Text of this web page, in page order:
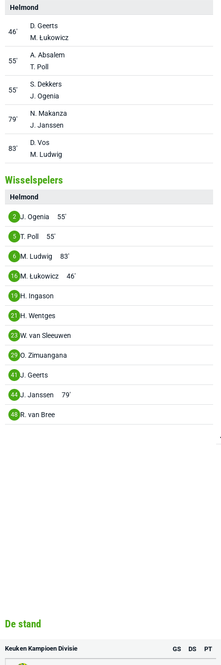
Helmond
46'
D. Geerts
M. Łukowicz
55'
A. Absalem
T. Poll
55'
S. Dekkers
J. Ogenia
79'
N. Makanza
J. Janssen
83'
D. Vos
M. Ludwig
Wisselspelers
Helmond
2 J. Ogenia 55'
5 T. Poll 55'
6 M. Ludwig 83'
16 M. Łukowicz 46'
19 H. Ingason
21 H. Wentges
23 W. van Sleeuwen
29 O. Zimuangana
41 J. Geerts
44 J. Janssen 79'
48 R. van Bree
De stand
Keuken Kampioen Divisie GS DS PT